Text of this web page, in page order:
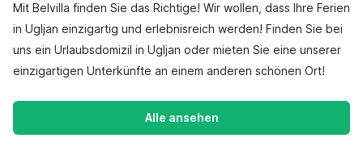
Mit Belvilla finden Sie das Richtige! Wir wollen, dass Ihre Ferien
in Ugljan einzigartig und erlebnisreich werden! Finden Sie bei
uns ein Urlaubsdomizil in Ugljan oder mieten Sie eine unserer
einzigartigen Unterkünfte an einem anderen schönen Ort!
Alle ansehen